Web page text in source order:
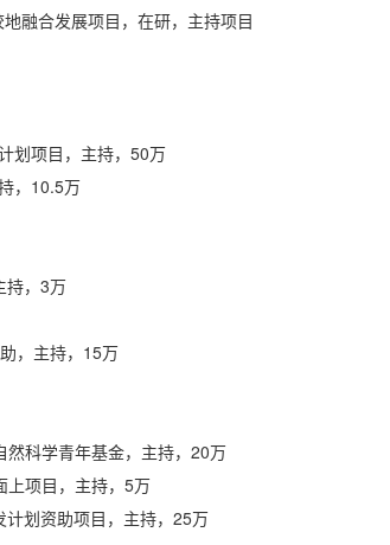
融合发展项目，在研，主持项目
划项目，主持，50万
，10.5万
持，3万
，主持，15万
科学青年基金，主持，20万
项目，主持，5万
划资助项目，主持，25万